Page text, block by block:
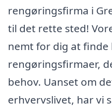
rengøringsfirma i
til det rette sted!
nemt for dig at finde
rengøringsfirmaer,
behov. Uanset om
erhvervslivet, har vi